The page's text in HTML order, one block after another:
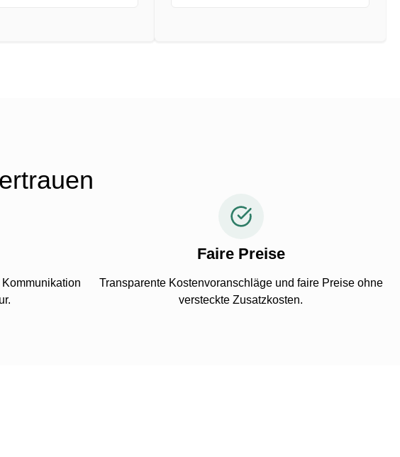
Faire Preise
Transparente Kostenvoranschläge und faire Preise ohne
versteckte Zusatzkosten.